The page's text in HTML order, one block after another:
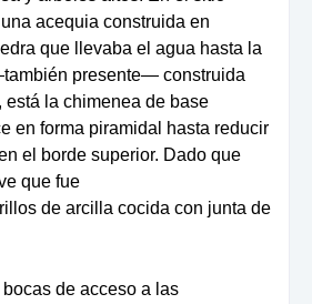
una acequia construida en
que llevaba el agua hasta la
bién presente— construida
está la chimenea de base
en forma piramidal hasta reducir
el borde superior. Dado que
que fue
de arcilla cocida con junta de
bocas de acceso a las